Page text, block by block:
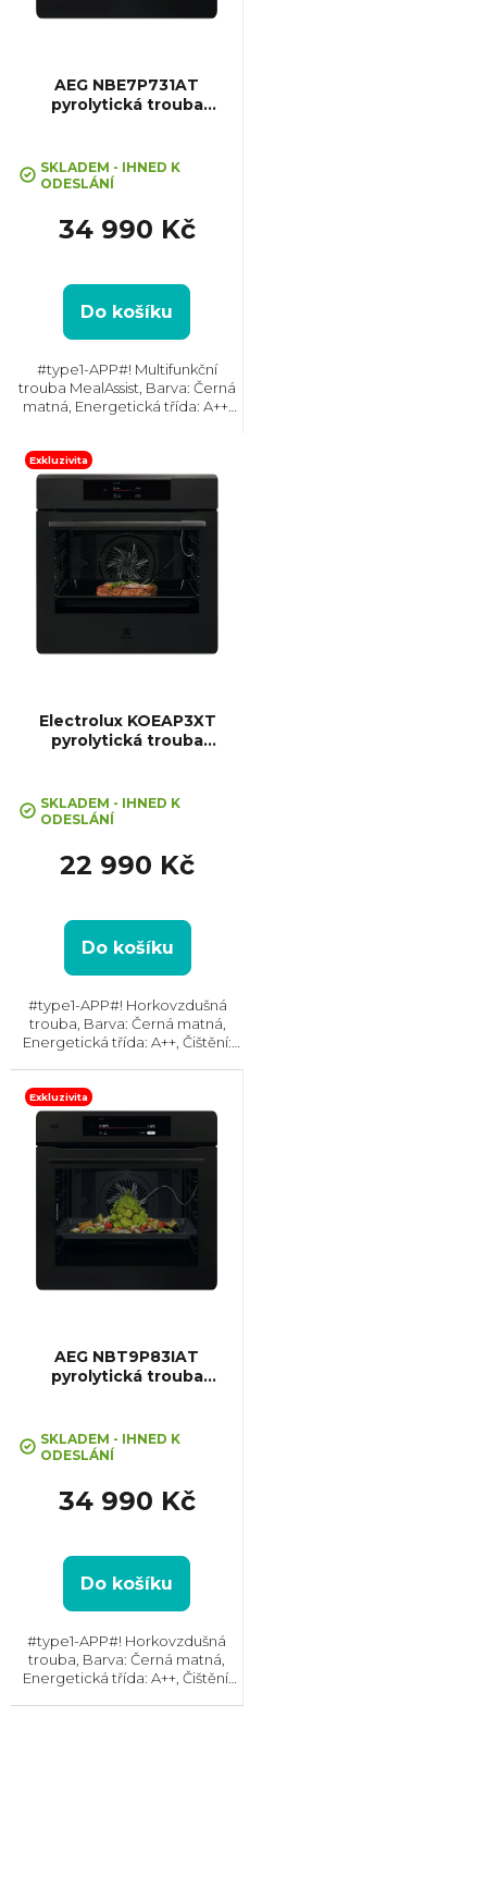
o
k
t
ů
AEG NBE7P731AT
pyrolytická trouba
SKLADEM - IHNED K
ODESLÁNÍ
34 990 Kč
Do košíku
#type1-APP#! Multifunkční
trouba MealAssist, Barva: Černá
matná, Energetická třída: A++,
Gril , Rozměry (VxŠxH):
595x595x567...
Exkluzivita
Electrolux KOEAP3XT
pyrolytická trouba
SKLADEM - IHNED K
ODESLÁNÍ
22 990 Kč
Do košíku
#type1-APP#! Horkovzdušná
trouba, Barva: Černá matná,
Energetická třída: A++, Čištění:
Rozměry (VxŠxH): 595x595x567
mm, Výbava:...
Exkluzivita
AEG NBT9P83IAT
pyrolytická trouba
SKLADEM - IHNED K
ODESLÁNÍ
34 990 Kč
Do košíku
#type1-APP#! Horkovzdušná
trouba, Barva: Černá matná,
Energetická třída: A++, Čištění: